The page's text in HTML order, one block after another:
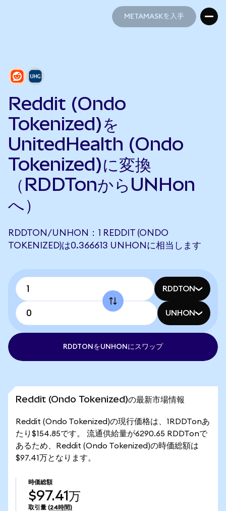
METAMASKを入手
Reddit (Ondo
Tokenized)を
UnitedHealth (Ondo
Tokenized)に変換
（RDDTonからUNHon
へ）
RDDTON/UNHON：1 REDDIT (ONDO
TOKENIZED)は0.366613 UNHONに相当します
RDDTON
UNHON
RDDTONをUNHONにスワップ
Reddit (Ondo Tokenized)の最新市場情報
Reddit (Ondo Tokenized)の現行価格は、1RDDTonあ
たり$154.85です。 流通供給量が6290.65 RDDTonで
あるため、Reddit (Ondo Tokenized)の時価総額は
$97.41万となります。
時価総額
$97.41万
取引量 (24時間)